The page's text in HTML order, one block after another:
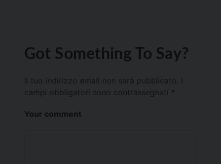
Got Something To Say?
Il tuo indirizzo email non sarà pubblicato.
campi obbligatori sono contrassegnati *
Your comment